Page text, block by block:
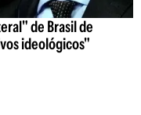
de Brasil de
ideológicos"